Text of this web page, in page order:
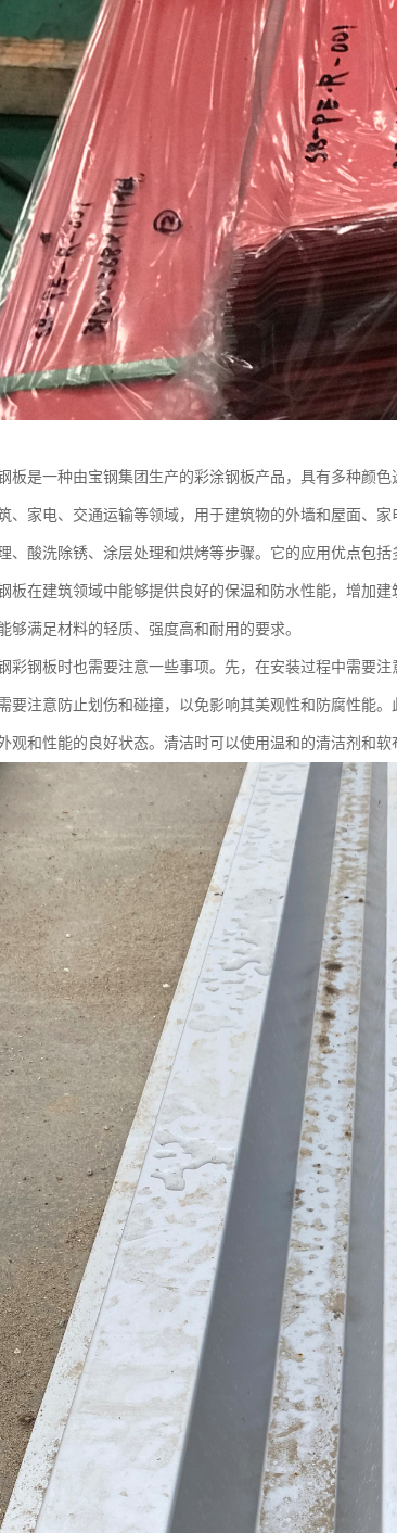
板是一种由宝钢集团生产的彩涂钢板产品，具有多种颜
、家电、交通运输等领域，用于建筑物的外墙和屋面、
、酸洗除锈、涂层处理和烘烤等步骤。它的应用优点包
板在建筑领域中能够提供良好的保温和防水性能，增加
够满足材料的轻质、强度高和耐用的要求。
彩钢板时也需要注意一些事项。先，在安装过程中需要
要注意防止划伤和碰撞，以免影响其美观性和防腐性能
观和性能的良好状态。清洁时可以使用温和的清洁剂和